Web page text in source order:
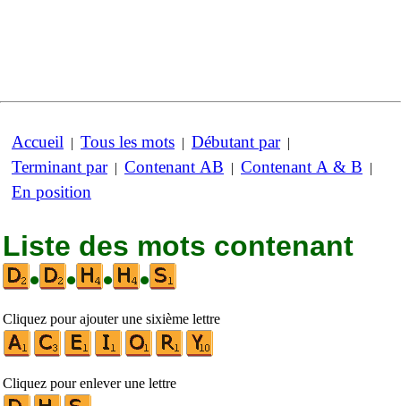
Accueil | Tous les mots | Débutant par|
Terminant par| Contenant AB | Contenant A & B |
En position
Liste des mots contenant
•
• • •
Cliquez pour ajouter une sixième lettre
Cliquez pour enlever une lettre